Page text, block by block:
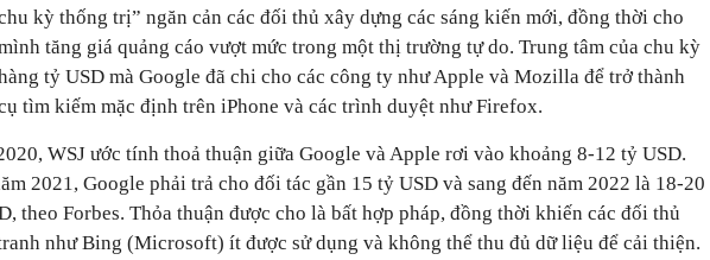
kỳ thống trị” ngăn cản các đối thủ xây dựng các sáng kiến mới, đồng thời cho
tăng giá quảng cáo vượt mức trong một thị trường tự do. Trung tâm của chu kỳ
tỷ USD mà Google đã chi cho các công ty như Apple và Mozilla để trở thành
tìm kiếm mặc định trên iPhone và các trình duyệt như Firefox.
WSJ ước tính thoả thuận giữa Google và Apple rơi vào khoảng 8-12 tỷ USD.
2021, Google phải trả cho đối tác gần 15 tỷ USD và sang đến năm 2022 là 18-20
theo Forbes. Thỏa thuận được cho là bất hợp pháp, đồng thời khiến các đối thủ
như Bing (Microsoft) ít được sử dụng và không thể thu đủ dữ liệu để cải thiện.